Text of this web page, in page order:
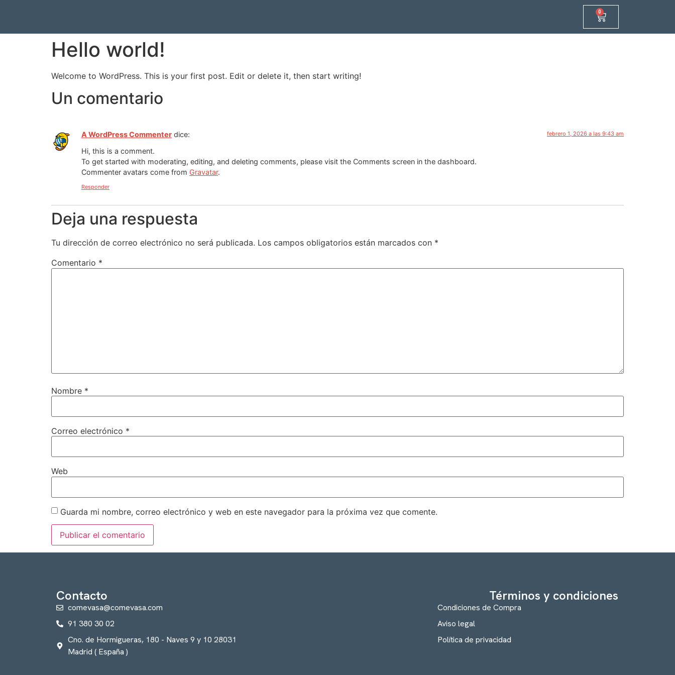
0
Hello world!
Welcome to WordPress. This is your first post. Edit or delete it, then start writing!
Un comentario
A WordPress Commenter dice: febrero 1, 2026 a las 9:43 am
Hi, this is a comment.
To get started with moderating, editing, and deleting comments, please visit the Comments screen in the dashboard.
Commenter avatars come from Gravatar.
Responder
Deja una respuesta
Tu dirección de correo electrónico no será publicada. Los campos obligatorios están marcados con *
Comentario *
Nombre *
Correo electrónico *
Web
Guarda mi nombre, correo electrónico y web en este navegador para la próxima vez que comente.
Contacto
comevasa@comevasa.com
91 380 30 02
Cno. de Hormigueras, 180 - Naves 9 y 10 28031
Madrid ( España )
Términos y condiciones
Condiciones de Compra
Aviso legal
Política de privacidad